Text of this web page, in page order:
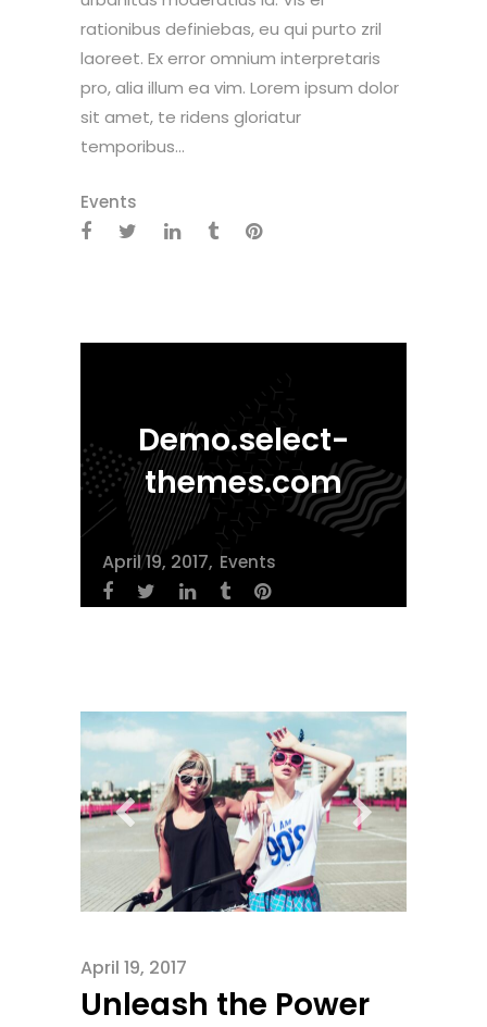
rationibus definiebas, eu qui purto zril
laoreet. Ex error omnium interpretaris
pro, alia illum ea vim. Lorem ipsum dolor
sit amet, te ridens gloriatur
temporibus...
Events
Demo.select-
themes.com
April 19, 2017 Events
April 19, 2017
Unleash the Power